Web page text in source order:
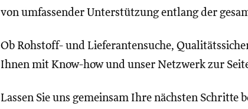
von umfassender Unterstützung entlang der
Ob Rohstoff- und Lieferantensuche,
Ihnen mit Know-how und unser Netzwerk zur
Lassen Sie uns gemeinsam Ihre nächsten Schritte